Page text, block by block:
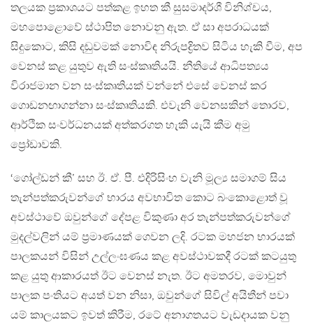
තලයක ප්‍රකාශයට පත්කළ ඉහත කී සුසමාදර්ශී විනිශ්චය,
මහපොළොවේ ස්ථාපිත නොවනු ඇත. ඒ සා අපරාධයක්
සිදුකොට, කිසි දඬුවමක් නොවිඳ නිරුපද්‍රිතව සිටිය හැකි වීම, අප
වෙනස් කළ යුතුව ඇති සංස්කෘතියයි. නීතියේ ආධිපත්‍යය
විරාජමාන වන සංස්කෘතියක් වන්නේ එසේ වෙනස් කර
ගොඩනඟාගන්නා සංස්කෘතියකි. එවැනි වෙනසකින් තොරව,
ආර්ථික සංවර්ධනයක් අත්කරගත හැකි යැයි කීම අමු
ප්‍රෝඩාවකි.
‘ගෝල්ඩන් කී’ සහ ඊ. ඒ. පී. එදිරිසිංහ වැනි මූල්‍ය සමාගම් සිය
තැන්පත්කරුවන්ගේ භාරය අවභාවිත කොට බංකොළොත් වූ
අවස්ථාවේ ඔවුන්ගේ දේපළ විකුණා අර තැන්පත්කරුවන්ගේ
මුදල්වලින් යම් ප්‍රමාණයක් ගෙවන ලදි. රටක මහජන භාරයක්
පාලකයන් විසින් උල්ලංඝණය කළ අවස්ථාවකදී රටක් කටයුතු
කළ යුතු ආකාරයත් ඊට වෙනස් නැත. ඊට අමතරව, මොවුන්
පාලක පංතියට අයත් වන නිසා, ඔවුන්ගේ සිවිල් අයිතීන් පවා
යම් කාලයකට ඉවත් කිරීම, රටේ අනාගතයට වැඩදායක වනු